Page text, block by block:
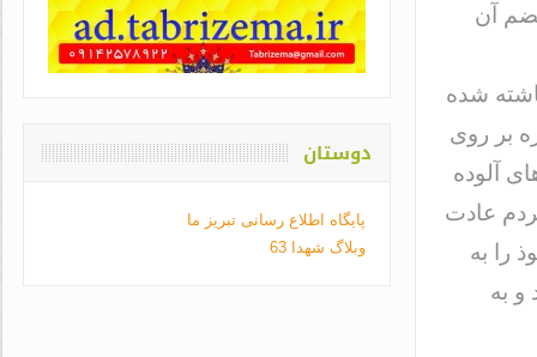
آن
شده
بر روی
آلوده
عادت
را به
و به
دوستان
پایگاه اطلاع رسانی تبریز ما
وبلاگ شهدا 63